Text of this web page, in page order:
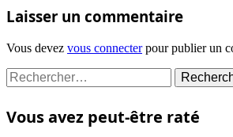
Laisser un commentaire
Vous devez vous connecterpour publier un
Rechercher :
Vous avez peut-être raté